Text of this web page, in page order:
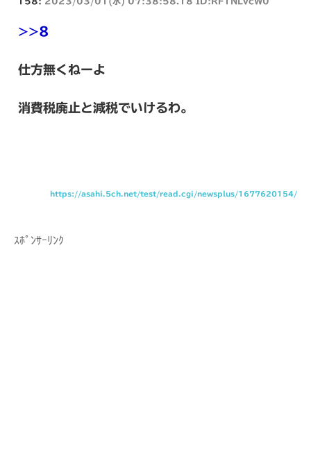
>>8
仕方無くねーよ
消費税廃止と減税でいけるわ。
https://asahi.5ch.net/test/read.cgi/newsplus/1677620154/
ｽﾎﾟﾝｻｰﾘﾝｸ